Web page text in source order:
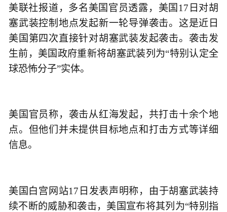
美联社报道，多名美国官员透露，美国17日对胡
塞武装控制地点发起新一轮导弹袭击。这是近日
美国第四次直接针对胡塞武装发起袭击。袭击发
生前，美国政府重新将胡塞武装列为“特别认定全
球恐怖分子”实体。
美国官员称，袭击从红海发起，共打击十余个地
点。但他们并未提供目标地点和打击方式等详细
信息。
美国白宫网站17日发表声明称，由于胡塞武装持
续不断的威胁和袭击，美国宣布将其列为“特别指